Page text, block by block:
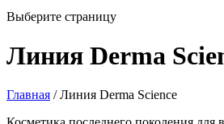
Выберите страницу
Линия Derma
Главная / Линия Derma Science